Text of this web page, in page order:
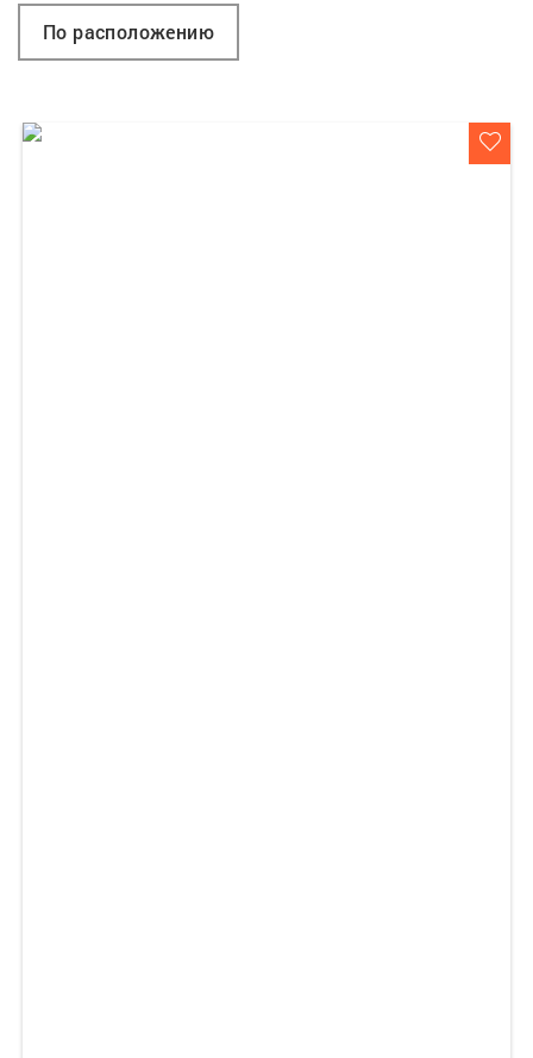
По расположению